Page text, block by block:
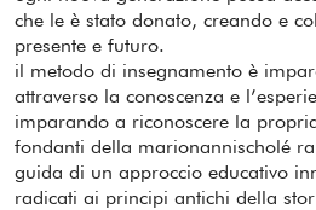
che le è stato donato, creando e
presente e futuro.
il metodo di insegnamento è
attraverso la conoscenza e
imparando a riconoscere la
fondanti della marionannischolé
guida di un approccio educativo
radicati ai principi antichi della